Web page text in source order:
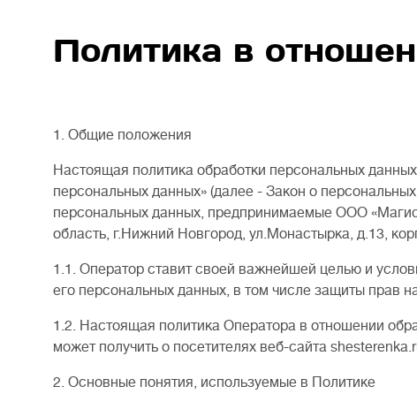
Политика в
1. Общие положения
Настоящая политика обработки персональных
персональных данных» (далее - Закон о
персональных данных, предпринимаемые ООО
область, г.Нижний Новгород, ул.Монастырка, д.13,
1.1. Оператор ставит своей важнейшей целью и
его персональных данных, в том числе защиты прав
1.2. Настоящая политика Оператора в отношении
может получить о посетителях веб-сайта
2. Основные понятия, используемые в Политике